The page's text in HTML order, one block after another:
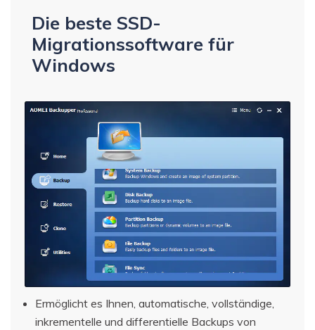
Die beste SSD-
Migrationssoftware für
Windows
Ermöglicht es Ihnen, automatische, vollständige,
inkrementelle und differentielle Backups von